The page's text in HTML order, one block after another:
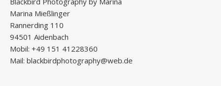
Marina Mießlinger
Rannerding 110
94501 Aidenbach
Mobil: +49 151 41228360
Mail: blackbirdphotography@web.de